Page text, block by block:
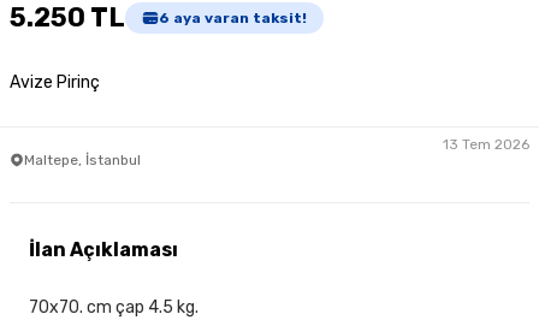
5.250 TL 6 aya varan taksit!
Avize Pirinç
Maltepe, İstanbul
13 Tem 2026
İlan Açıklaması
70x70. cm çap 4.5 kg.